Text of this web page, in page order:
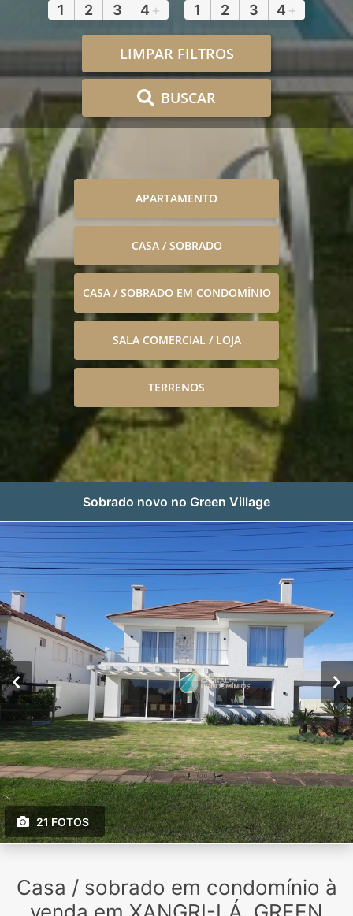
1 2 3 4 + 1 2 3 4 +
LIMPAR FILTROS
BUSCAR
APARTAMENTO
CASA / SOBRADO
CASA / SOBRADO EM CONDOMÍNIO
SALA COMERCIAL / LOJA
TERRENOS
Sobrado novo no Green Village
21 FOTOS
Casa / sobrado em condomínio à